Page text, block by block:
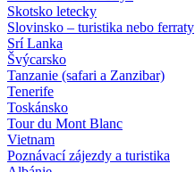
Skotsko letecky
Slovinsko – turistika nebo ferraty
Srí Lanka
Švýcarsko
Tanzanie (safari a Zanzibar)
Tenerife
Toskánsko
Tour du Mont Blanc
Vietnam
Poznávací zájezdy a turistika